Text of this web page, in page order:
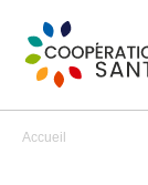
Accueil